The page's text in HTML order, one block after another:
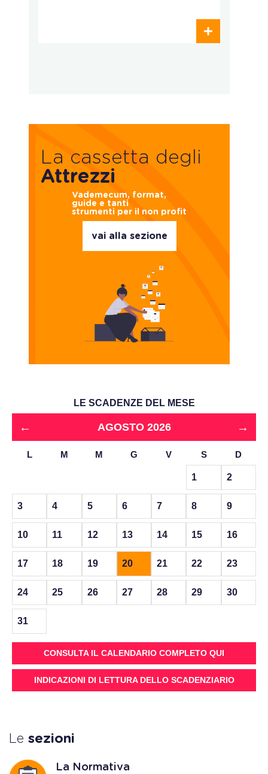
La cassetta degli
Attrezzi
Vademecum, format,
guide e tanti
strumenti per il non profit
vai alla sezione
LE SCADENZE DEL MESE
← AGOSTO 2026 →
L M M G V S D
1 2
3 4 5 6 7 8 9
10 11 12 13 14 15 16
17 18 19 20 21 22 23
24 25 26 27 28 29 30
31
CONSULTA IL CALENDARIO COMPLETO QUI
INDICAZIONI DI LETTURA DELLO SCADENZIARIO
Le sezioni
La Normativa